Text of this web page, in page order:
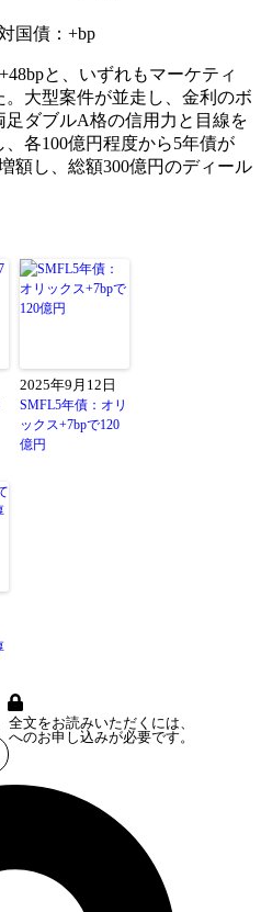
国債：+bp
と、いずれもマーケティ
大型案件が並走し、金利のボ
ダブルA格の信用力と目線を
各100億円程度から5年債が
額し、総額300億円のディール
2025年9月12日
SMFL5年債：オリ
ックス+7bpで120
億円
文をお読みいただくには、
のお申し込みが必要です。